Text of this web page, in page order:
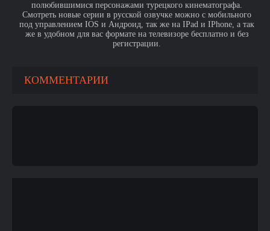
полюбившимися персонажами турецкого кинематографа.
Смотреть новые серии в русской озвучке можно с мобильного
под управлением IOS и Андроид, так же на IPad и IPhone, а так
же в удобном для вас формате на телевизоре бесплатно и без
регистрации.
КОММЕНТАРИИ